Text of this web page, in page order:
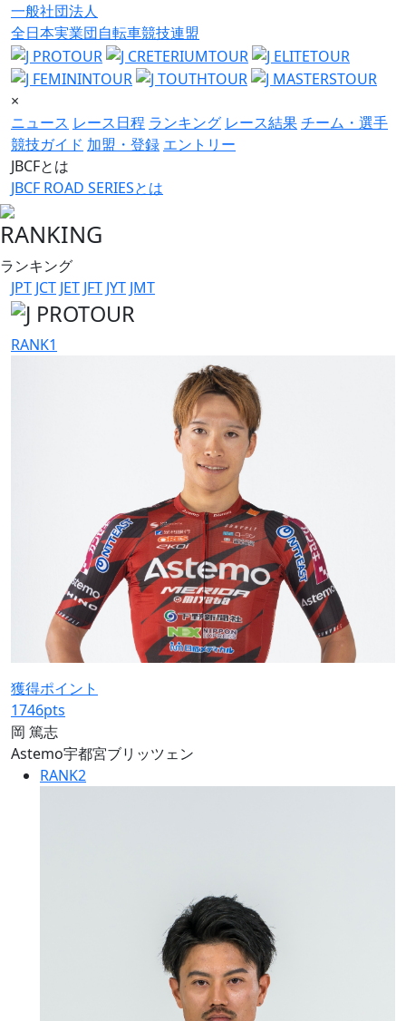
一般社団法人
全日本実業団自転車競技連盟
×
ニュース レース日程 ランキング レース結果チーム・選手
競技ガイド 加盟・登録 エントリー
JBCFとは
JBCF ROAD SERIESとは
RANKING
ランキング
JPT JCT JET JFT JYT JMT
RANK1
獲得ポイント
1746pts
岡 篤志
Astemo宇都宮ブリッツェン
RANK2